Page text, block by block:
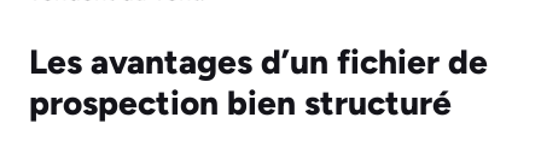
Les avantages d’un fichier de
prospection bien structuré